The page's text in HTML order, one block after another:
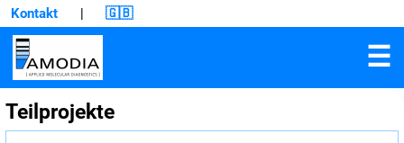
Kontakt | 🇬🇧
☰
Teilprojekte